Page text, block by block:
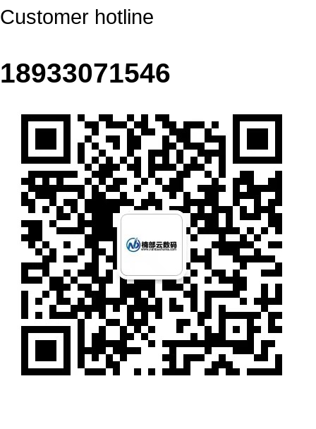
Customer hotline
18933071546